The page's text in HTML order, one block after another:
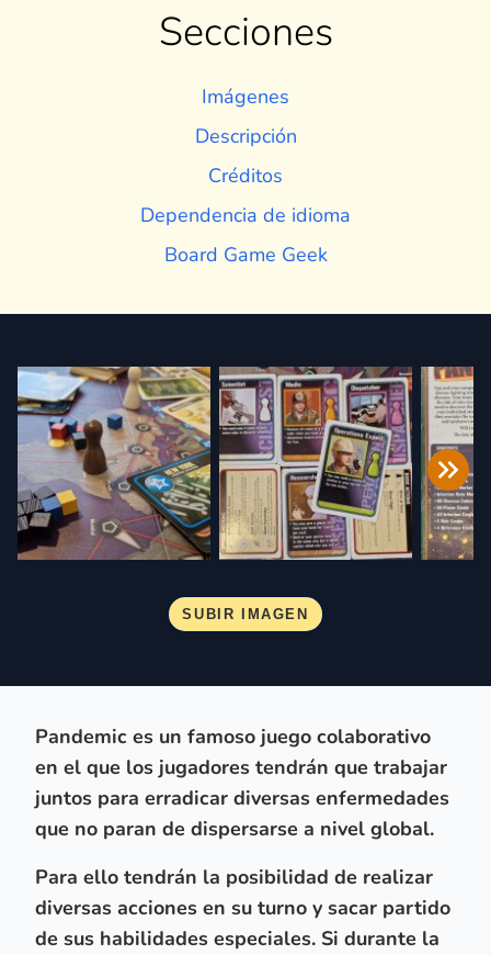
Secciones
Imágenes
Descripción
Créditos
Dependencia de idioma
Board Game Geek
Pandemic es un famoso juego colaborativo
en el que los jugadores tendrán que trabajar
juntos para erradicar diversas enfermedades
que no paran de dispersarse a nivel global.
Para ello tendrán la posibilidad de realizar
diversas acciones en su turno y sacar partido
de sus habilidades especiales. Si durante la